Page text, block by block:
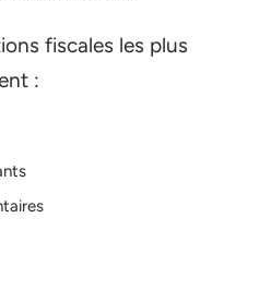
fiscales les plus
: